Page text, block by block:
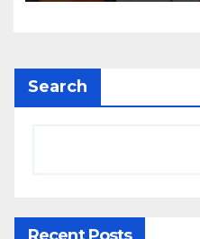
Search